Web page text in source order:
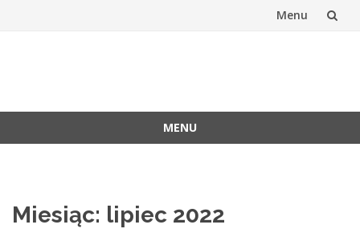
Menu
Kartografów
Polskich
MENU
Miesiąc: lipiec 2022